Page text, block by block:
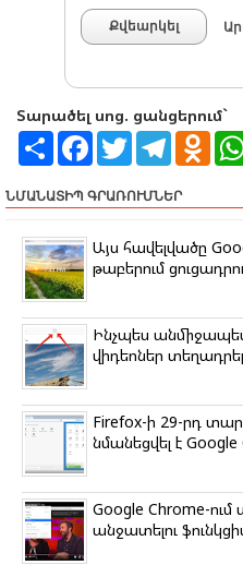
Քվեարկել
Տարածել սոց. ցանցերում`
S
r
e
F
e
b
o
k
T
w
t
t
r
T
e
g
a
m
O
k
a
s
s
i
k
i
ՆՄԱՆԱՏԻՊ ԳՐԱՌՈՒՄՆԵՐ
Այս հավելվածը
թաբերում
Ինչպես
վիդեոներ
Firefox-ի 29-րդ
նմանեցվել է
Google Chrome-ում
անջատելու